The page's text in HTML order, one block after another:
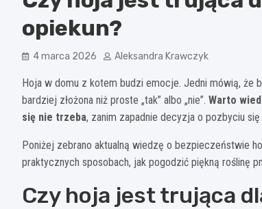
opiekun?
4 marca 2026 Aleksandra Krawczyk
Hoja w domu z kotem budzi emocje. Jedni mówią, że
bardziej złożona niż proste „tak” albo „nie”. Warto
się nie trzeba, zanim zapadnie decyzja o pozbyciu
Poniżej zebrano aktualną wiedzę o bezpieczeństwie
praktycznych sposobach, jak pogodzić piękną roślinę
Czy hoja jest trująca